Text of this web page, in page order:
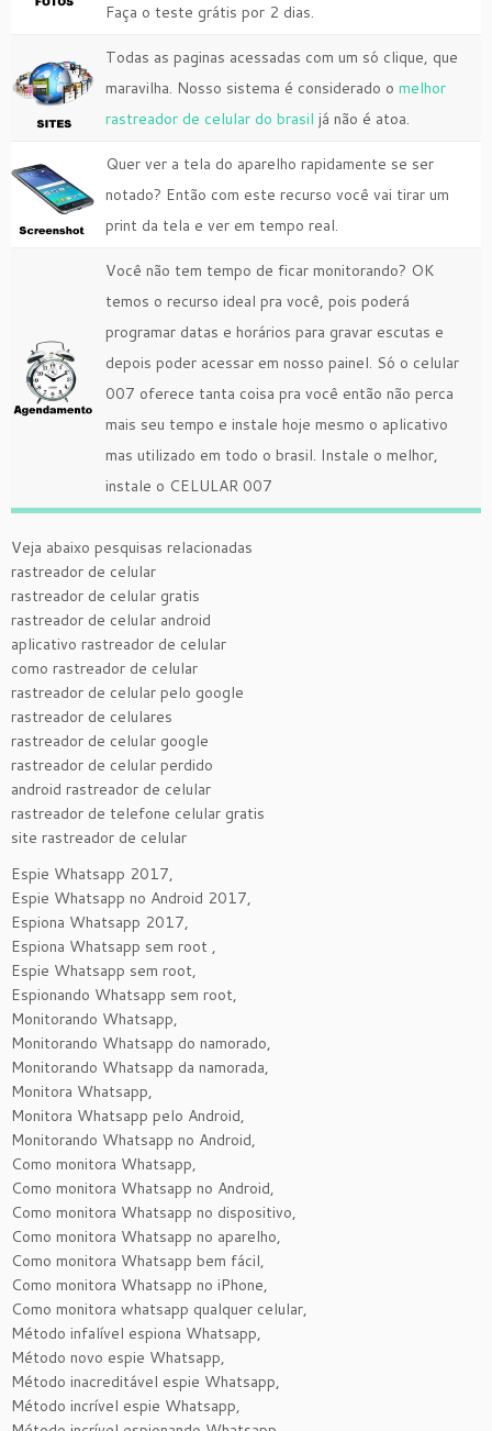
Faça o teste grátis por 2 dias.
Todas as paginas acessadas com um só clique, que
maravilha. Nosso sistema é considerado o melhor
rastreador de celular do brasil já não é atoa.
Quer ver a tela do aparelho rapidamente se ser
notado? Então com este recurso você vai tirar um
print da tela e ver em tempo real.
Você não tem tempo de ficar monitorando? OK
temos o recurso ideal pra você, pois poderá
programar datas e horários para gravar escutas e
depois poder acessar em nosso painel. Só o celular
007 oferece tanta coisa pra você então não perca
mais seu tempo e instale hoje mesmo o aplicativo
mas utilizado em todo o brasil. Instale o melhor,
instale o CELULAR 007
Veja abaixo pesquisas relacionadas
rastreador de celular
rastreador de celular gratis
rastreador de celular android
aplicativo rastreador de celular
como rastreador de celular
rastreador de celular pelo google
rastreador de celulares
rastreador de celular google
rastreador de celular perdido
android rastreador de celular
rastreador de telefone celular gratis
site rastreador de celular
Espie Whatsapp 2017,
Espie Whatsapp no Android 2017,
Espiona Whatsapp 2017,
Espiona Whatsapp sem root ,
Espie Whatsapp sem root,
Espionando Whatsapp sem root,
Monitorando Whatsapp,
Monitorando Whatsapp do namorado,
Monitorando Whatsapp da namorada,
Monitora Whatsapp,
Monitora Whatsapp pelo Android,
Monitorando Whatsapp no Android,
Como monitora Whatsapp,
Como monitora Whatsapp no Android,
Como monitora Whatsapp no dispositivo,
Como monitora Whatsapp no aparelho,
Como monitora Whatsapp bem fácil,
Como monitora Whatsapp no iPhone,
Como monitora whatsapp qualquer celular,
Método infalível espiona Whatsapp,
Método novo espie Whatsapp,
Método inacreditável espie Whatsapp,
Método incrível espie Whatsapp,